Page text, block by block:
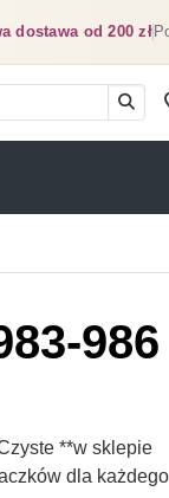
dostawa od 200 zł
986
**w sklepie
dla każdego